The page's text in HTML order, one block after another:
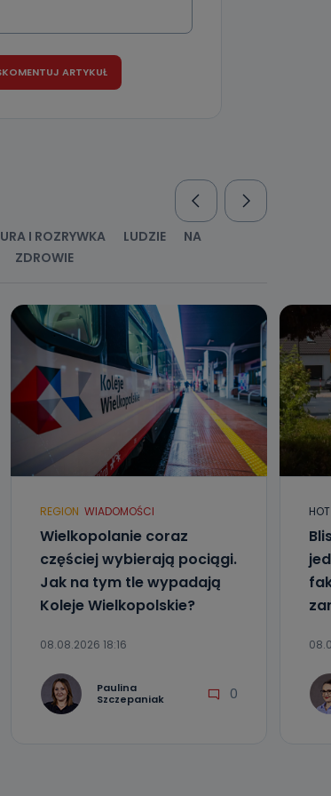
I ROZRYWKA LUDZIE
NA
ZDROWIE
REGION WIADOMOŚCI
Wielkopolanie coraz
częściej wybierają pociągi.
Jak na tym tle wypadają
Koleje Wielkopolskie?
08.08.2026 18:16
Paulina
Szczepaniak
0
HOT